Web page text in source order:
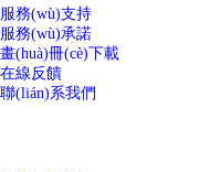
服務(wù)支持
服務(wù)承諾
畫(huà)冊(cè)下載
在線反饋
聯(lián)系我們